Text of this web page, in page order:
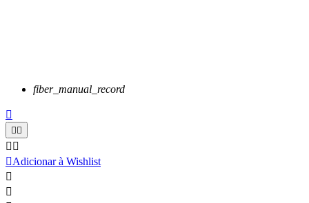
fiber_manual_record

 
 
Adicionar à Wishlist

